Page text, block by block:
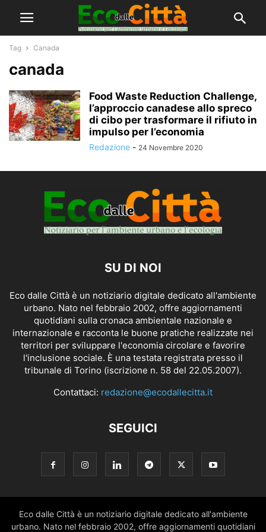
Tag Canada
canada
Food Waste Reduction Challenge,
l’approccio canadese allo spreco
di cibo per trasformare il rifiuto in
impulso per l’economia
Redazione - 24 Novembre 2020
SU DI NOI
Eco dalle Città è un notiziario digitale dedicato all'ambiente
urbano. Nato nel febbraio 2002, offre aggiornamenti
quotidiani sulla cronaca ambientale nazionale e
internazionale e racconta le buone pratiche realizzate nei
territori per sviluppare l'economia circolare e favorire
l'inclusione sociale. È una testata registrata presso il
tribunale di Torino (iscrizione n. 58 del 22.05.2007).
Contattaci: redazione@ecodallecitta.it
SEGUICI
Eco dalle Città è un notiziario digitale dedicato all'ambiente
urbano. Nato nel febbraio 2002, offre aggiornamenti quotidiani